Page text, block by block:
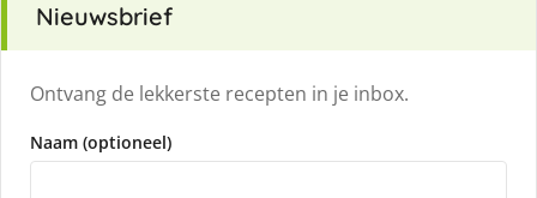
Nieuwsbrief
Ontvang de lekkerste recepten in je inbox.
Naam (optioneel)